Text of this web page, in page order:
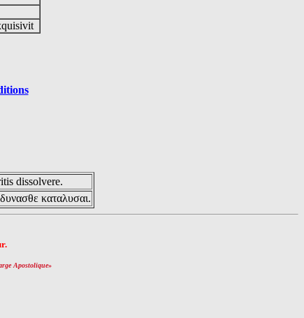
dissolvere.
καταλυσαι.
Apostolique»